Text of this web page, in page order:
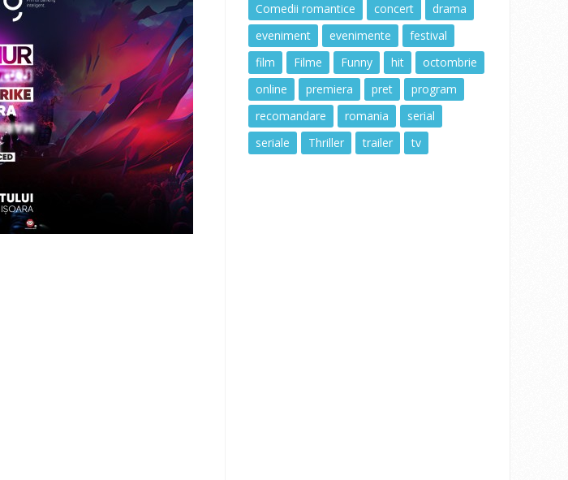
Comedii romantice
concert
drama
eveniment
evenimente
festival
film
Filme Funny hit
octombrie
online
premiera pret
program
recomandare
romania
serial
seriale
Thriller trailer tv